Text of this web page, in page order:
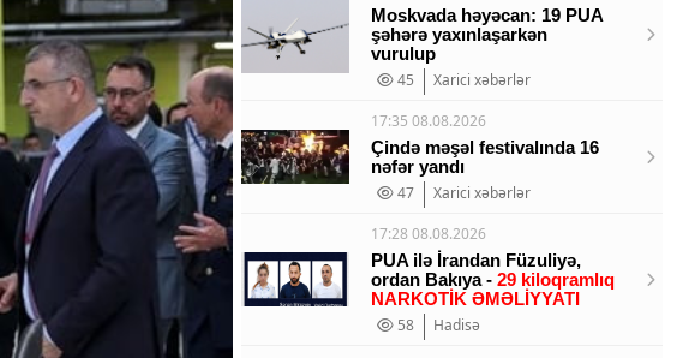
Moskvada həyəcan: 19 PUA
şəhərə yaxınlaşarkən
vurulup
45
Xarici xəbərlər
17:35 08.08.2026
Çində məşəl festivalında 16
nəfər yandı
47
Xarici xəbərlər
17:28 08.08.2026
PUA ilə İrandan Füzuliyə,
ordan Bakıya - 29 kiloqramlıq
NARKOTİK ƏMƏLİYYATI
58
Hadisə